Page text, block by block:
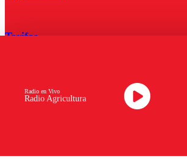
Radio Agricultura
Radio en Vivo
Tarifas
Descarga la APP